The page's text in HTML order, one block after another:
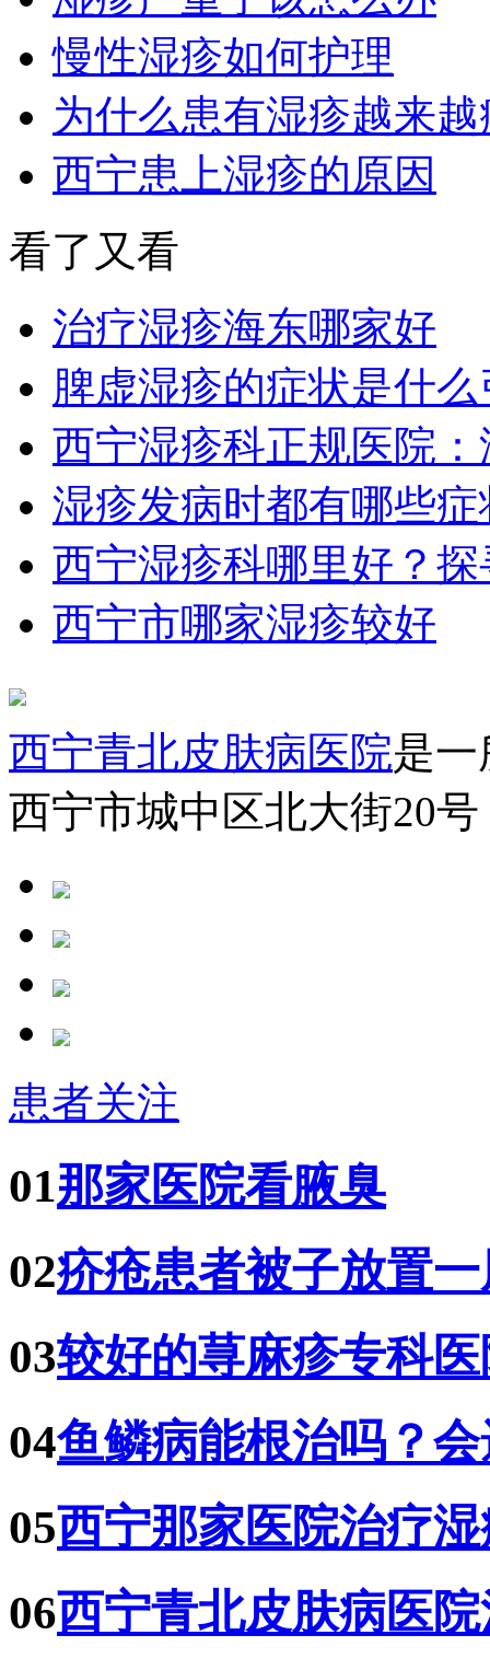
慢性湿疹如何护理
为什么患有湿疹越来越
西宁患上湿疹的原因
看了又看
治疗湿疹海东哪家好
脾虚湿疹的症状是什
西宁湿疹科正规医院
湿疹发病时都有哪些症
西宁湿疹科哪里好？
西宁市哪家湿疹较好
西宁青北皮肤病医院是
西宁市城中区北大街20
患者关注
01那家医院看腋臭
02疥疮患者被子放置
03较好的荨麻疹专科
04鱼鳞病能根治吗？
05西宁那家医院治疗
06西宁青北皮肤病医